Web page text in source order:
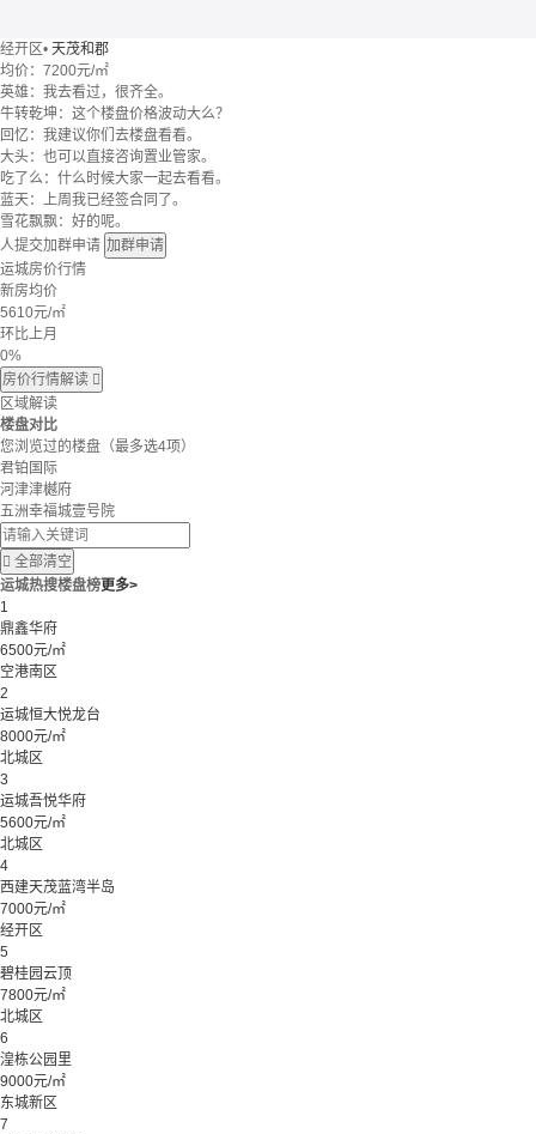
经开区• 天茂和郡
均价： 7200元/㎡
英雄：我去看过，很齐全。
牛转乾坤：这个楼盘价格波动大么？
回忆：我建议你们去楼盘看看。
大头：也可以直接咨询置业管家。
吃了么：什么时候大家一起去看看。
蓝天：上周我已经签合同了。
雪花飘飘：好的呢。
人提交加群申请 加群申请
运城房价行情
新房均价
5610元/㎡
环比上月
0%
房价行情解读 
区域解读
楼盘对比
您浏览过的楼盘 （最多选4项）
君铂国际
河津津樾府
五洲幸福城壹号院
 全部清空
运城热搜楼盘榜更多>
1
鼎鑫华府
6500元/㎡
空港南区
2
运城恒大悦龙台
8000元/㎡
北城区
3
运城吾悦华府
5600元/㎡
北城区
4
西建天茂蓝湾半岛
7000元/㎡
经开区
5
碧桂园云顶
7800元/㎡
北城区
6
湟栋公园里
9000元/㎡
东城新区
7